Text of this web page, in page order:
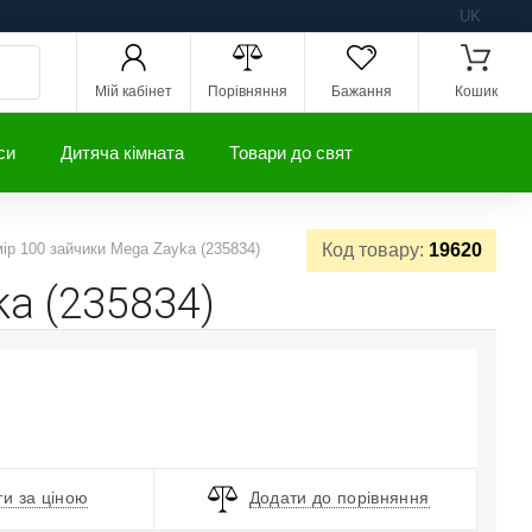
UK
Мій кабінет Порівняння Бажання Кошик
Дитяча кімната Товари до свят
Код товару: 19620
100 зайчики Mega Zayka (235834)
(235834)
за ціною Додати до порівняння